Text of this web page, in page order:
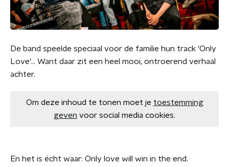
De band speelde speciaal voor de familie hun track 'Only
Love'... Want daar zit een heel mooi, ontroerend verhaal
achter.
Om deze inhoud te tonen moet je toestemming
geven voor social media cookies.
En het is écht waar: Only love will win in the end.